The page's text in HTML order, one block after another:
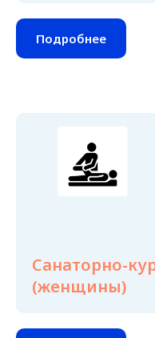
Подробнее
Санаторно-
(женщины)